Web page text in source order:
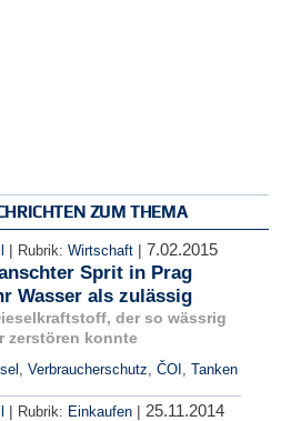
ZUM THEMA
| Rubrik: Wirtschaft | 7.02.2015
Sprit in Prag
Wasser als zulässig
der so wässrig
zerstören konnte
, Verbraucherschutz, ČOI , Tanken
| Rubrik: Einkaufen | 25.11.2014